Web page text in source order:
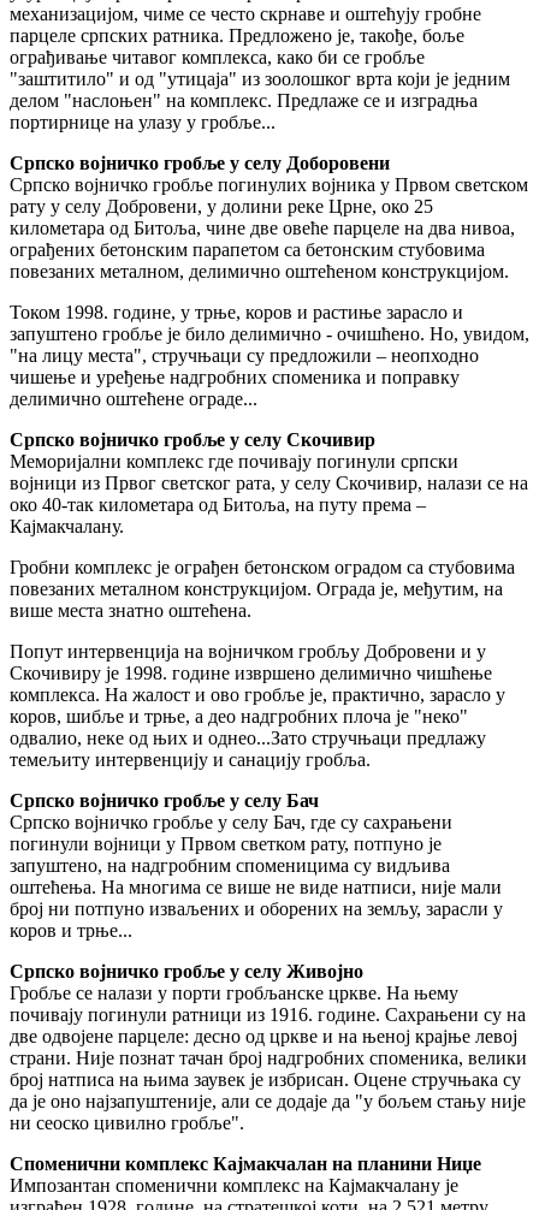
механизацијом, чиме се често скрнаве и оштећују гробне
парцеле српских ратника. Предложено је, такође, боље
ограђивање читавог комплекса, како би се гробље
"заштитило" и од "утицаја" из зоолошког врта који је једним
делом "наслоњен" на комплекс. Предлаже се и изградња
портирнице на улазу у гробље...
Српско војничко гробље у селу Доборовени
Српско војничко гробље погинулих војника у Првом светском
рату у селу Добровени, у долини реке Црне, око 25
километара од Битоља, чине две овеће парцеле на два нивоа,
ограђених бетонским парапетом са бетонским стубовима
повезаних металном, делимично оштећеном конструкцијом.
Током 1998. године, у трње, коров и растиње зарасло и
запуштено гробље је било делимично - очишћено. Но, увидом,
"на лицу места", стручњаци су предложили – неопходно
чишење и уређење надгробних споменика и поправку
делимично оштећене ограде...
Српско војничко гробље у селу Скочивир
Меморијални комплекс где почивају погинули српски
војници из Првог светског рата, у селу Скочивир, налази се на
око 40-так километара од Битоља, на путу према –
Кајмакчалану.
Гробни комплекс је ограђен бетонском оградом са стубовима
повезаних металном конструкцијом. Ограда је, међутим, на
више места знатно оштећена.
Попут интервенција на војничком гробљу Добровени и у
Скочивиру је 1998. године извршено делимично чишћење
комплекса. На жалост и ово гробље је, практично, зарасло у
коров, шибље и трње, а део надгробних плоча је "неко"
одвалио, неке од њих и однео...Зато стручњаци предлажу
темељиту интервенцију и санацију гробља.
Српско војничко гробље у селу Бач
Српско војничко гробље у селу Бач, где су сахрањени
погинули војници у Првом светком рату, потпуно је
запуштено, на надгробним споменицима су видљива
оштећења. На многима се више не виде натписи, није мали
број ни потпуно изваљених и оборених на земљу, зарасли у
коров и трње...
Српско војничко гробље у селу Живојно
Гробље се налази у порти гробљанске цркве. На њему
почивају погинули ратници из 1916. године. Сахрањени су на
две одвојене парцеле: десно од цркве и на њеној крајње левој
страни. Није познат тачан број надгробних споменика, велики
број натписа на њима заувек је избрисан. Оцене стручњака су
да је оно најзапуштеније, али се додаје да "у бољем стању није
ни сеоско цивилно гробље".
Споменични комплекс Кајмакчалан на планини Ниџе
Импозантан споменични комплекс на Кајмакчалану је